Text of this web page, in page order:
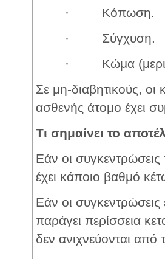
· Κόπωση.
· Σύγχυση.
· Κώμα
Σε μη-διαβητικούς, οι
ασθενής άτομο έχει
Τι σημαίνει το
Εάν οι συγκεντρώσεις
έχει κάποιο βαθμό
Εάν οι συγκεντρώσεις
παράγει περίσσεια
δεν ανιχνεύονται